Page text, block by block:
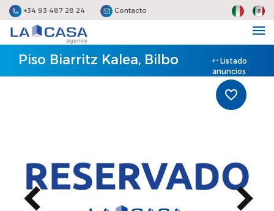
+34 93 487 28 24 Contacto
Piso Biarritz Kalea, Bilbo
Listado
anuncios